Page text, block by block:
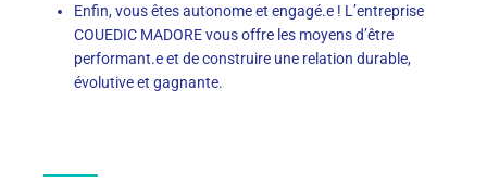
Enfin, vous êtes autonome et engagé.e ! L’entreprise
COUEDIC MADORE vous offre les moyens d’être
performant.e et de construire une relation durable,
évolutive et gagnante.